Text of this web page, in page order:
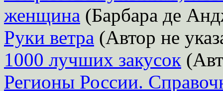
женщина (Барбара де
Руки ветра (Автор не
1000 лучших закусок
Регионы России.